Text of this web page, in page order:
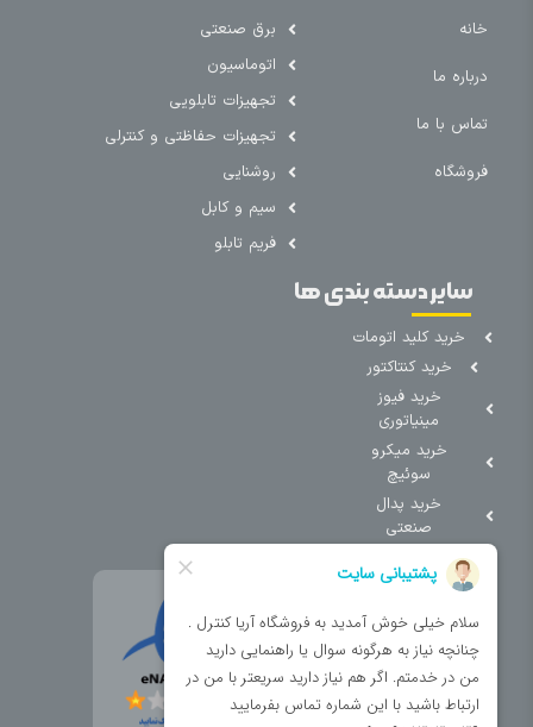
خانه
درباره ما
تماس با ما
فروشگاه
برق صنعتی
اتوماسیون
تجهیزات تابلویی
تجهیزات حفاظتی و کنترلی
روشنایی
سیم و کابل
فریم تابلو
سایر دسته بندی ها
خرید کلید اتومات
خرید کنتاکتور
خرید فیوز
مینیاتوری
خرید میکرو
سوئیچ
خرید پدال
صنعتی